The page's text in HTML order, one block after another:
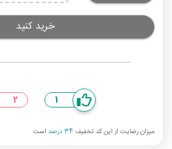
خرید کنید
1
2
میزان رضایت از این کد تخفیف 34 درصد است